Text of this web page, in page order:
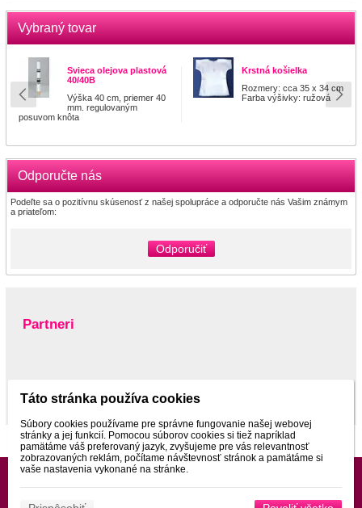
Vybraný tovar
Svieca olejova plastová
40/40B
Výška 40 cm, priemer 40
mm. regulovaným
posuvom knôta
Krstná košielka
Rozmery: cca 35 x 34 cm
Farba výšivky: ružová
Odporučte nás
Podeľte sa o pozitívnu skúsenosť z našej spolupráce a odporučte nás Vašim známym
a priateľom:
Odporučiť
Partneri
Táto stránka používa cookies
Súbory cookies používame pre správne fungovanie našej webovej
stránky a jej funkcií. Pomocou súborov cookies si tiež napríklad
pamätáme váš preferovaný jazyk, zvyšujeme pre vás relevantnosť
zobrazovaných reklám, počítame návštevnosť stránok a pamätáme si
vaše nastavenia vykonané na stránke.